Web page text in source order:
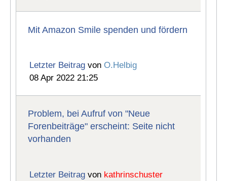
Mit Amazon Smile spenden und fördern
Letzter Beitrag vonO.Helbig
08 Apr 2022 21:25
Problem, bei Aufruf von "Neue
Forenbeiträge" erscheint: Seite nicht
vorhanden
Letzter Beitrag von kathrinschuster